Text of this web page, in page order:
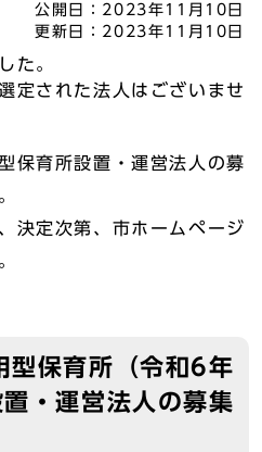
公開日： 2023年11月10日
更新日： 2023年11月10日
た。
定された法人はございませ
保育所設置・運営法人の募
決定次第、市ホームページ
型保育所（令和6年
・運営法人の募集